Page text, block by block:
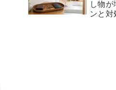
し物が
ンと対